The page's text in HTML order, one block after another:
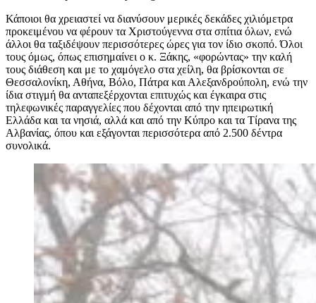
Κάποιοι θα χρειαστεί να διανύσουν μερικές δεκάδες χιλιόμετρα
προκειμένου να φέρουν τα Χριστούγεννα στα σπίτια όλων, ενώ
άλλοι θα ταξιδέψουν περισσότερες ώρες για τον ίδιο σκοπό. Όλοι
τους όμως, όπως επισημαίνει ο κ. Ξάκης, «φορώντας» την καλή
τους διάθεση και με το χαμόγελο στα χείλη, θα βρίσκονται σε
Θεσσαλονίκη, Αθήνα, Βόλο, Πάτρα και Αλεξανδρούπολη, ενώ την
ίδια στιγμή θα ανταπεξέρχονται επιτυχώς και έγκαιρα στις
τηλεφωνικές παραγγελίες που δέχονται από την ηπειρωτική
Ελλάδα και τα νησιά, αλλά και από την Κύπρο και τα Τίρανα της
Αλβανίας, όπου και εξάγονται περισσότερα από 2.500 δέντρα
συνολικά.